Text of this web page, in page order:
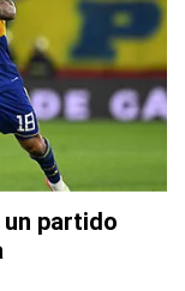
un partido